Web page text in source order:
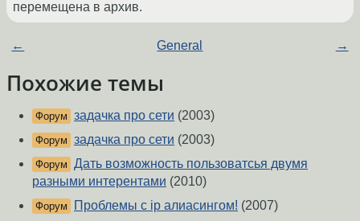
перемещена в архив.
← General →
Похожие темы
Форум задачка про сети (2003)
Форум задачка про сети (2003)
Форум Дать возможность пользоватсья двумя
разными интерентами (2010)
Форум Проблемы с ip алиасингом! (2007)